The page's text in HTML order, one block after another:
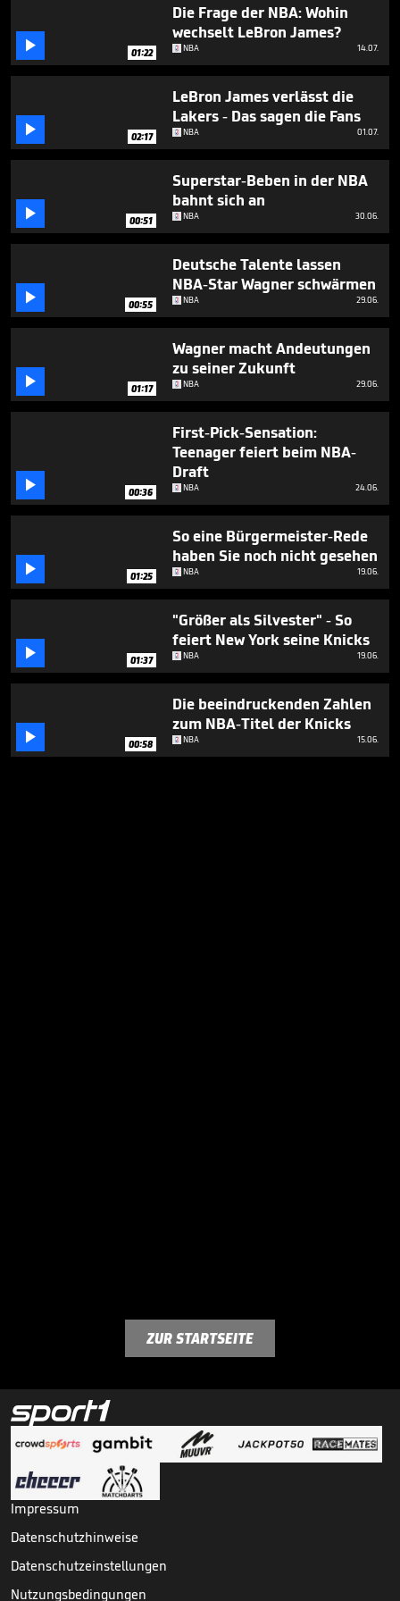
seconds
 01:22
Die Frage der NBA: Wohin
wechselt LeBron James?
NBA 14.07.
 02:17
LeBron James verlässt die
Lakers - Das sagen die Fans
NBA 01.07.
 00:51
Superstar-Beben in der NBA
bahnt sich an
NBA 30.06.
 00:55
Deutsche Talente lassen
NBA-Star Wagner schwärmen
NBA 29.06.
 01:17
Wagner macht Andeutungen
zu seiner Zukunft
NBA 29.06.
 00:36
First-Pick-Sensation:
Teenager feiert beim NBA-
Draft
NBA 24.06.
 01:25
So eine Bürgermeister-Rede
haben Sie noch nicht gesehen
NBA 19.06.
 01:37
"Größer als Silvester" - So
feiert New York seine Knicks
NBA 19.06.
 00:58
Die beeindruckenden Zahlen
zum NBA-Titel der Knicks
NBA 15.06.
ZUR STARTSEITE
Impressum
Datenschutzhinweise
Datenschutzeinstellungen
Nutzungsbedingungen